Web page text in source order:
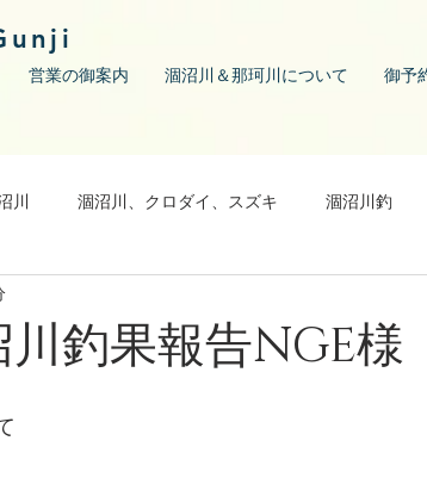
営業の御案内 涸沼川＆那珂川について 御予
川 涸沼川、クロダイ、スズキ 涸沼川釣
釣果報告NGE様